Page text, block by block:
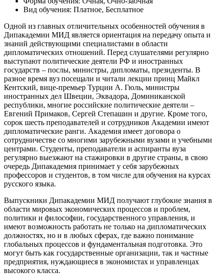
Вид обучения: Платное, Бесплатное
Одной из главных отличительных особенностей обучения в
Дипакадемии МИД является ориентация на передачу опыта и
знаний действующими специалистами в области
дипломатических отношений. Перед слушателями регулярно
выступают политические деятели РФ и иностранных
государств – послы, министры, дипломаты, президенты. В
разное время вуз посещали и читали лекции принц Майкл
Кентский, вице-премьер Турции А. Гюль, министры
иностранных дел Швеции, Эквадора, Доминиканской
республики, многие российские политические деятели –
Евгений Примаков, Сергей Степашин и другие. Кроме того,
сорок шесть преподавателей и сотрудников Академии имеют
дипломатические ранги. Академия имеет договора о
сотрудничестве со многими зарубежными вузами и учебными
центрами. Студенты, преподаватели и аспиранты вуза
регулярно выезжают на стажировки в другие страны, в свою
очередь Дипакадемия принимает у себя зарубежных
профессоров и студентов, в том числе для обучения на курсах
русского языка.
Выпускники Дипакадемии МИД получают глубокие знания в
области мировых экономических процессов и проблем,
политики и философии, государственного управления, и
имеют возможность работать не только на дипломатических
должностях, но и в любых сферах, где важно понимание
глобальных процессов и фундаментальная подготовка. Это
могут быть как государственные организации, так и частные
предприятия, нуждающиеся в экономистах и управленцах
высокого класса.